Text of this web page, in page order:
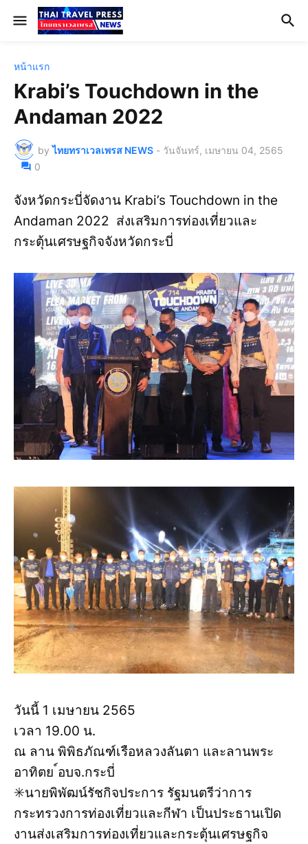
หน้าแรก
Krabi’s Touchdown in the
Andaman 2022
by ไทยทราเวลเพรส NEWS - วันจันทร์, เมษายน 04, 2565
0
จังหวัดกระบี่จัดงาน Krabi’s Touchdown in the
Andaman 2022 ส่งเสริมการท่องเที่ยวและ
กระตุ้นเศรษฐกิจจังหวัดกระบี่
วันนี้ 1 เมษายน 2565
เวลา 19.00 น.
ณ ลาน พิพิธภัณฑ์เรือหลวงลันตา และลานพระ
อาทิตย ์อบจ.กระบี่
✳️นายพิพัฒน์รัชกิจประการ รัฐมนตรีว่าการ
กระทรวงการท่องเที่ยวและกีฬา เป็นประธานเปิด
งานส่งเสริมการท่องเที่ยวและกระตุ้นเศรษฐกิจ